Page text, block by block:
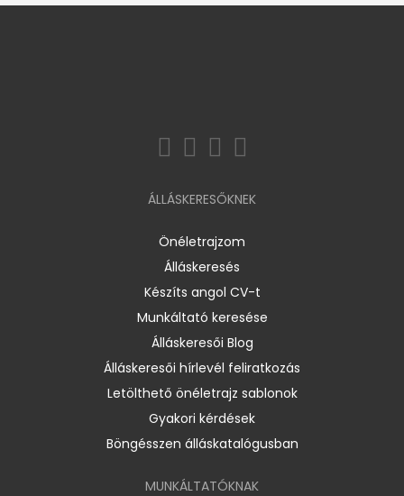
ÁLLÁSKERESŐKNEK
Önéletrajzom
Álláskeresés
Készíts angol CV-t
Munkáltató keresése
Álláskeresői Blog
Álláskeresői hírlevél feliratkozás
Letölthető önéletrajz sablonok
Gyakori kérdések
Böngésszen álláskatalógusban
MUNKÁLTATÓKNAK